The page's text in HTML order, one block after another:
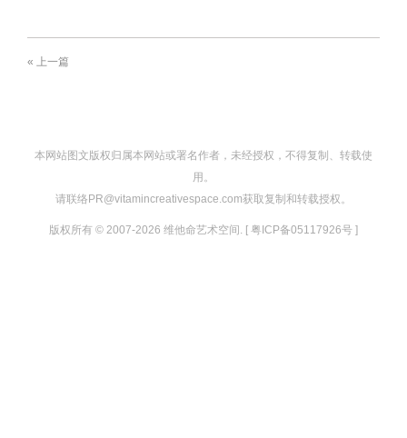
« 上一篇
本网站图文版权归属本网站或署名作者，未经授权，不得复制、转载使
用。
请联络PR@vitamincreativespace.com获取复制和转载授权。
版权所有 © 2007-2026 维他命艺术空间. [ 粤ICP备05117926号 ]